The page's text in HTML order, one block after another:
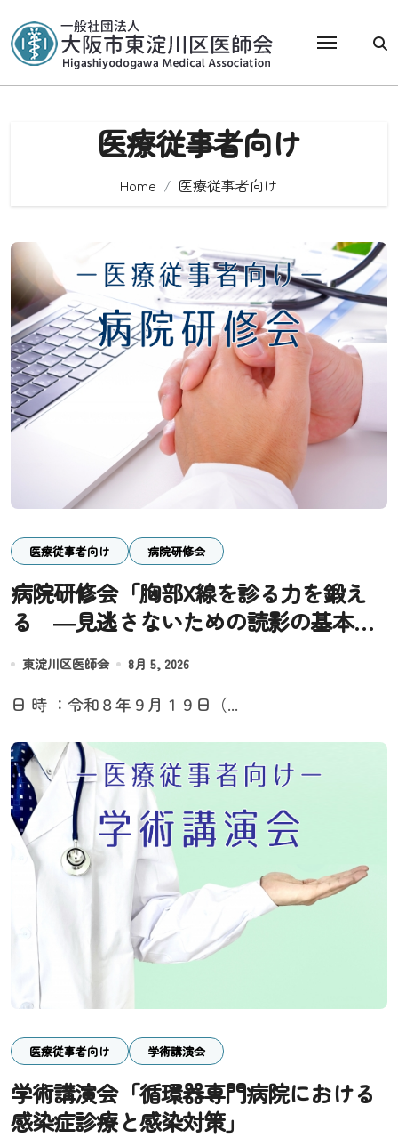
to
content
医療従事者向け
Home 医療従事者向け
医療従事者向け 病院研修会
病院研修会「胸部X線を診る力を鍛え
る ―見逃さないための読影の基本と
実践―」
東淀川区医師会 8月 5, 2026
日 時 ：令和８年９月１９日（...
医療従事者向け 学術講演会
学術講演会「循環器専門病院における
感染症診療と感染対策」